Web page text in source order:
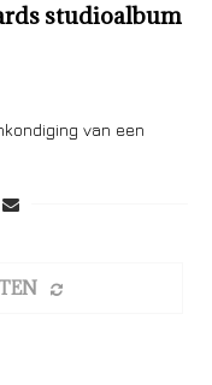
studioalbum
van een